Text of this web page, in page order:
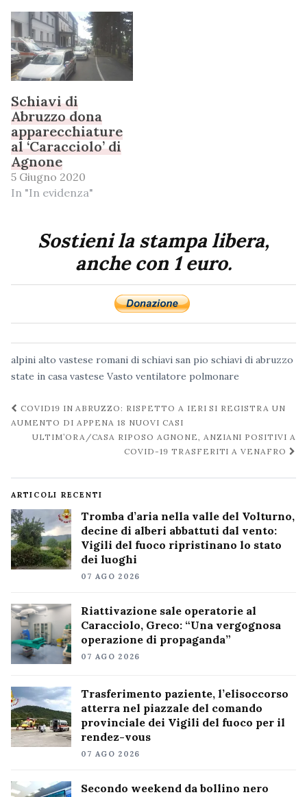
Schiavi di
Abruzzo dona
apparecchiature
al ‘Caracciolo’ di
Agnone
5 Giugno 2020
In "In evidenza"
Sostieni la stampa libera,
anche con 1 euro.
alpini alto vastese romani di schiavi san pio schiavi di abruzzo
state in casa vastese Vasto ventilatore polmonare
Navigazione
post
COVID19 IN ABRUZZO: RISPETTO A IERI SI REGISTRA UN
AUMENTO DI APPENA 18 NUOVI CASI
ULTIM’ORA/CASA RIPOSO AGNONE, ANZIANI POSITIVI A
COVID-19 TRASFERITI A VENAFRO
ARTICOLI RECENTI
Tromba d’aria nella valle del Volturno,
decine di alberi abbattuti dal vento:
Vigili del fuoco ripristinano lo stato
dei luoghi
07 AGO 2026
Riattivazione sale operatorie al
Caracciolo, Greco: “Una vergognosa
operazione di propaganda”
07 AGO 2026
Trasferimento paziente, l’elisoccorso
atterra nel piazzale del comando
provinciale dei Vigili del fuoco per il
rendez-vous
07 AGO 2026
Secondo weekend da bollino nero